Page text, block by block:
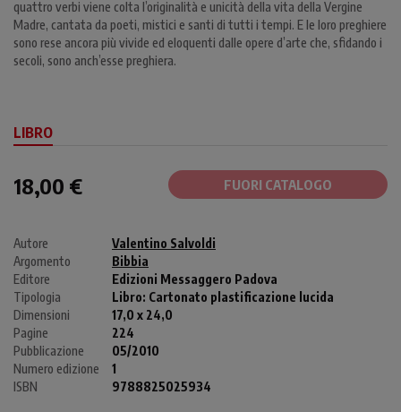
quattro verbi viene colta l’originalità e unicità della vita della Vergine
Madre, cantata da poeti, mistici e santi di tutti i tempi. E le loro preghiere
sono rese ancora più vivide ed eloquenti dalle opere d’arte che, sfidando i
secoli, sono anch’esse preghiera.
LIBRO
18,00 € FUORI CATALOGO
Autore
Valentino Salvoldi
Argomento
Bibbia
Editore
Edizioni Messaggero Padova
Tipologia
Libro: Cartonato plastificazione lucida
Dimensioni
17,0 x 24,0
Pagine
224
Pubblicazione
05/2010
Numero edizione
1
ISBN
9788825025934